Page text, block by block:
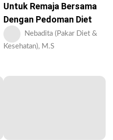
Untuk Remaja Bersama
Dengan Pedoman Diet
Nebadita (Pakar Diet &
Kesehatan), M.S